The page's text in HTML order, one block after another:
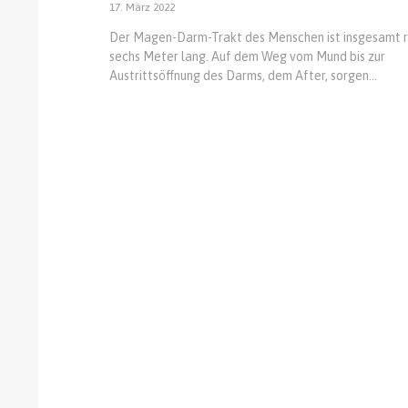
17. März 2022
Der Magen-Darm-Trakt des Menschen ist insgesamt
sechs Meter lang. Auf dem Weg vom Mund bis zur
Austrittsöffnung des Darms, dem After, sorgen...